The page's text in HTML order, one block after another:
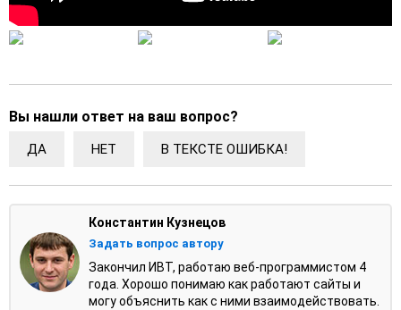
Вы нашли ответ на ваш вопрос?
ДА НЕТ В ТЕКСТЕ ОШИБКА!
Константин Кузнецов
Задать вопрос автору
Закончил ИВТ, работаю веб-программистом 4
года. Хорошо понимаю как работают сайты и
могу объяснить как с ними взаимодействовать.